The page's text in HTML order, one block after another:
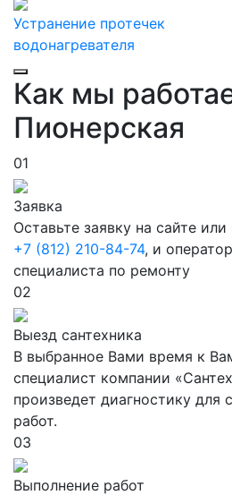
Устранение протечек
водонагревателя
Как мы
Пионерская
01
Заявка
Оставьте заявку на сайте
+7 (812) 210-84-74, и
специалиста по ремонту
02
Выезд сантехника
В выбранное Вами время к
специалист компании
произведет диагностику для
работ.
03
Выполнение работ